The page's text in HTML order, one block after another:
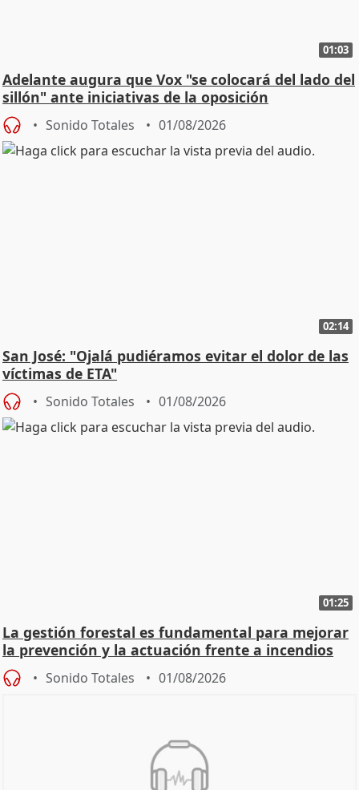
01:03
Adelante augura que Vox "se colocará del lado del
sillón" ante iniciativas de la oposición
Sonido Totales 01/08/2026
02:14
San José: "Ojalá pudiéramos evitar el dolor de las
víctimas de ETA"
Sonido Totales 01/08/2026
01:25
La gestión forestal es fundamental para mejorar
la prevención y la actuación frente a incendios
Sonido Totales 01/08/2026